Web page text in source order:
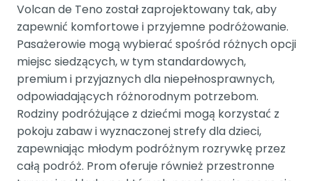
Volcan de Teno został zaprojektowany tak, aby
zapewnić komfortowe i przyjemne podróżowanie.
Pasażerowie mogą wybierać spośród różnych opcji
miejsc siedzących, w tym standardowych,
premium i przyjaznych dla niepełnosprawnych,
odpowiadających różnorodnym potrzebom.
Rodziny podróżujące z dziećmi mogą korzystać z
pokoju zabaw i wyznaczonej strefy dla dzieci,
zapewniając młodym podróżnym rozrywkę przez
całą podróż. Prom oferuje również przestronne